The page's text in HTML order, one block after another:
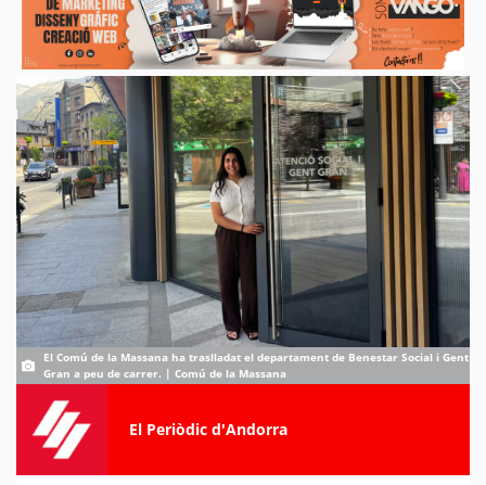
El Comú de la Massana ha traslladat el departament de Benestar Social i Gent
Gran a peu de carrer. | Comú de la Massana
El Periòdic d'Andorra